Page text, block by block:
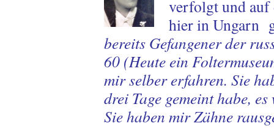
verfolgt und auf
hier in Ungarn
bereits Gefangener der
60 (Heute ein
mir selber erfahren. Sie
drei Tage gemeint habe,
Sie haben mir Zähne